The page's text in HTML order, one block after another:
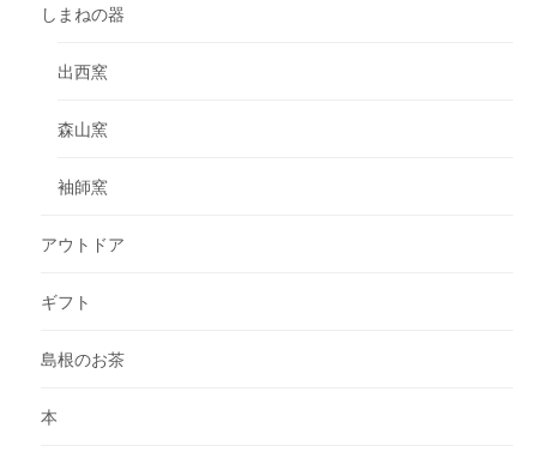
しまねの器
出西窯
森山窯
袖師窯
アウトドア
ギフト
島根のお茶
本